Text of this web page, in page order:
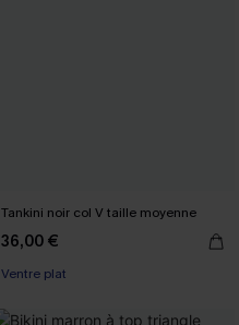
Tankini noir col V taille moyenne
36,00 €
Ventre plat